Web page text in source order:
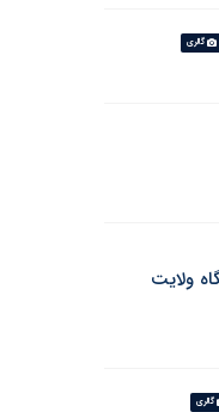
گالری
ولایت
گالری